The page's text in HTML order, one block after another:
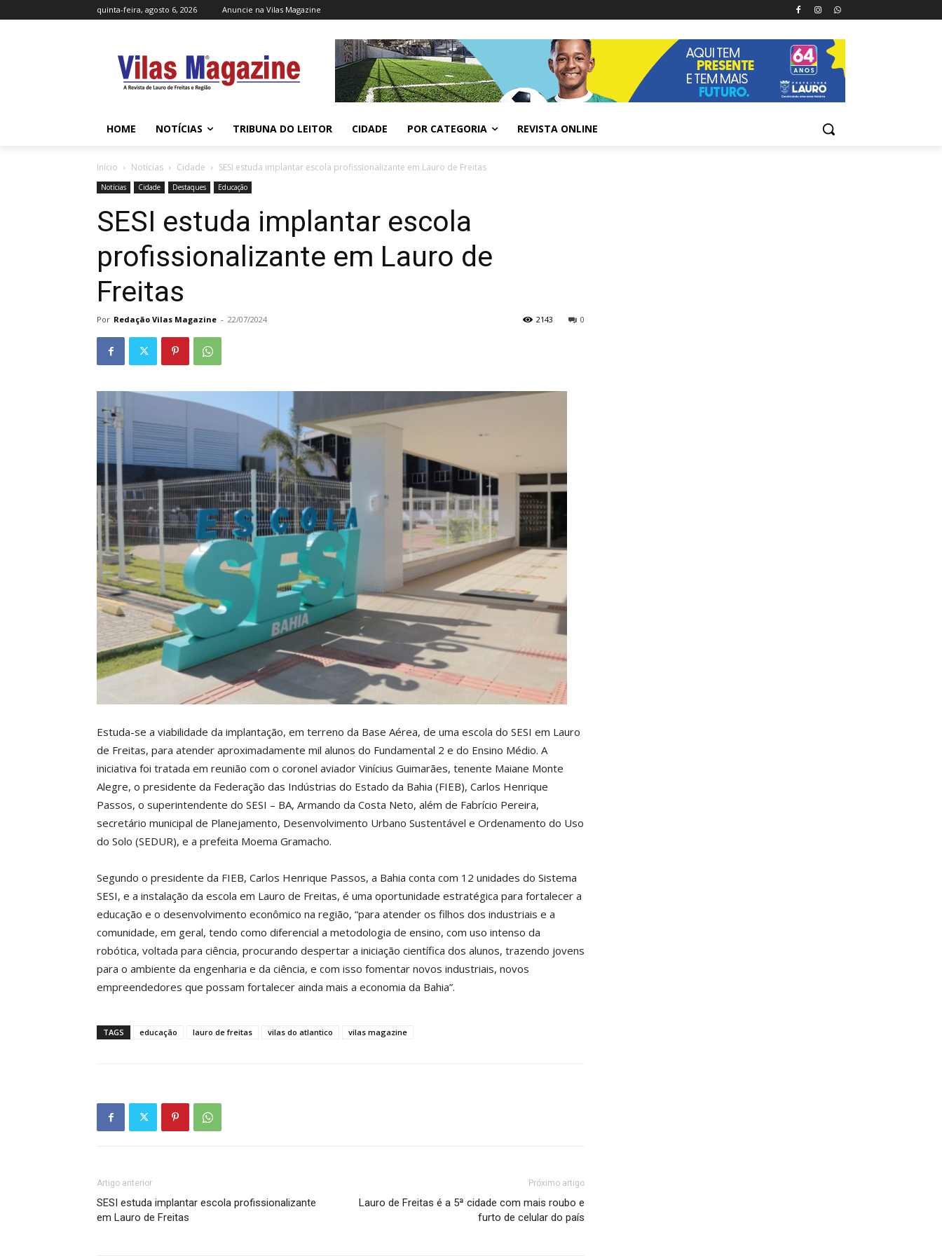
quinta-feira, agosto 6, 2026 Anuncie na Vilas Magazine
HOME NOTÍCIAS TRIBUNA DO LEITOR CIDADE POR CATEGORIA REVISTA ONLINE
Início Notícias Cidade SESI estuda implantar escola profissionalizante em Lauro de Freitas
Notícias Cidade Destaques Educação
SESI estuda implantar escola
profissionalizante em Lauro de
Freitas
Por Redação Vilas Magazine - 22/07/2024 0
2143
Estuda-se a viabilidade da implantação, em terreno da Base Aérea, de uma escola do SESI em Lauro
de Freitas, para atender aproximadamente mil alunos do Fundamental 2 e do Ensino Médio. A
iniciativa foi tratada em reunião com o coronel aviador Vinícius Guimarães, tenente Maiane Monte
Alegre, o presidente da Federação das Indústrias do Estado da Bahia (FIEB), Carlos Henrique
Passos, o superintendente do SESI – BA, Armando da Costa Neto, além de Fabrício Pereira,
secretário municipal de Planejamento, Desenvolvimento Urbano Sustentável e Ordenamento do Uso
do Solo (SEDUR), e a prefeita Moema Gramacho.
Segundo o presidente da FIEB, Carlos Henrique Passos, a Bahia conta com 12 unidades do Sistema
SESI, e a instalação da escola em Lauro de Freitas, é uma oportunidade estratégica para fortalecer a
educação e o desenvolvimento econômico na região, “para atender os filhos dos industriais e a
comunidade, em geral, tendo como diferencial a metodologia de ensino, com uso intenso da
robótica, voltada para ciência, procurando despertar a iniciação científica dos alunos, trazendo jovens
para o ambiente da engenharia e da ciência, e com isso fomentar novos industriais, novos
empreendedores que possam fortalecer ainda mais a economia da Bahia”.
TAGS educação lauro de freitas vilas do atlantico vilas magazine
Artigo anterior
SESI estuda implantar escola profissionalizante
em Lauro de Freitas
Próximo artigo
Lauro de Freitas é a 5ª cidade com mais roubo e
furto de celular do país